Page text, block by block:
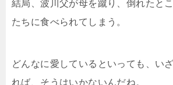
結局、波川父が母を蹴り、倒れたと
たちに食べられてしまう。
どんなに愛しているといっても、い
れば、そうはいかないんだね。